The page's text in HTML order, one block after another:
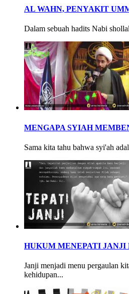
AL WAHN, PENYAKIT
Dalam sebuah hadits Nabi
MENGAPA SYIAH
Sama kita tahu bahwa syi'ah
HUKUM MENEPATI JANJI
Janji menjadi menu pergaulan
kehidupan...